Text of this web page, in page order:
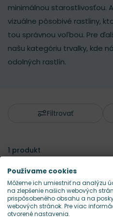
minimálnou starostlivosťou.
vizuálne pôsobivé rastliny,
tou správnou voľbou. Pre
našu kategóriu trvalky, kde
odolných rastlín.
Filtrovať
1 produkt
Používame cookies
Môžeme ich umiestniť na analýzu
na zlepšenie našich webových
prispôsobeného obsahu a na
webových stránok. Pre viac
otvorené nastavenia.